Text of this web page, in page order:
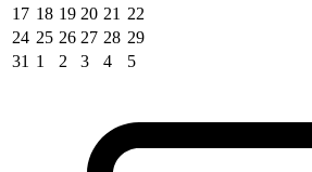
17 18 19 20 21 22
24 25 26 27 28 29
31 1 2 3 4 5